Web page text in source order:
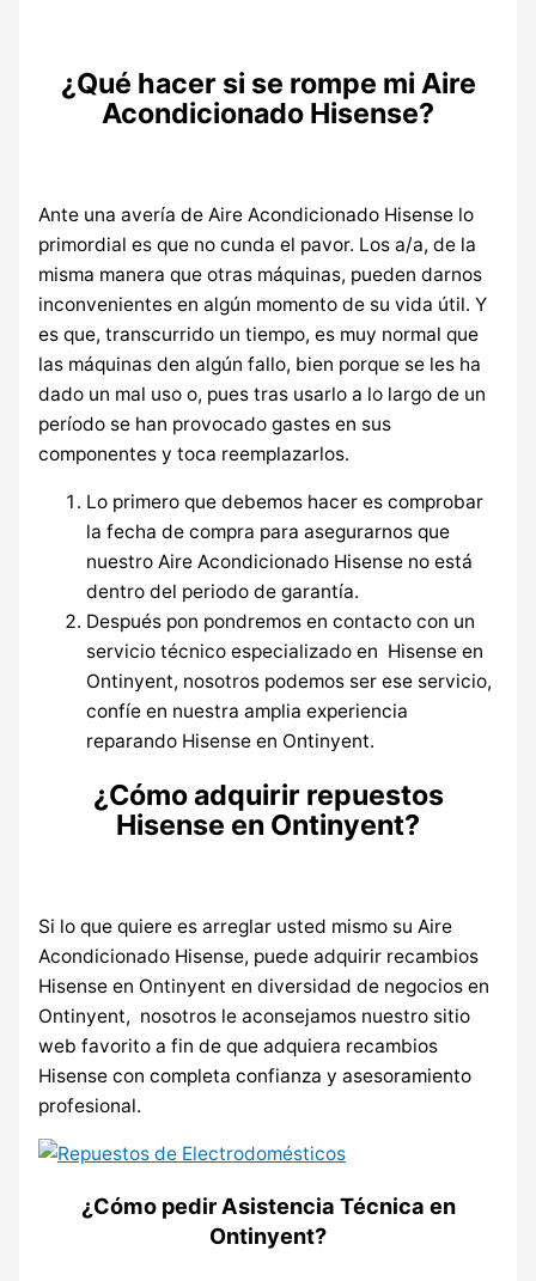
¿Qué hacer si se rompe mi Aire
Acondicionado Hisense?
Ante una avería de Aire Acondicionado Hisense lo
primordial es que no cunda el pavor. Los a/a, de la
misma manera que otras máquinas, pueden darnos
inconvenientes en algún momento de su vida útil. Y
es que, transcurrido un tiempo, es muy normal que
las máquinas den algún fallo, bien porque se les ha
dado un mal uso o, pues tras usarlo a lo largo de un
período se han provocado gastes en sus
componentes y toca reemplazarlos.
Lo primero que debemos hacer es comprobar
la fecha de compra para asegurarnos que
nuestro Aire Acondicionado Hisense no está
dentro del periodo de garantía.
Después pon pondremos en contacto con un
servicio técnico especializado en Hisense en
Ontinyent, nosotros podemos ser ese servicio,
confíe en nuestra amplia experiencia
reparando Hisense en Ontinyent.
¿Cómo adquirir repuestos
Hisense en Ontinyent?
Si lo que quiere es arreglar usted mismo su Aire
Acondicionado Hisense, puede adquirir recambios
Hisense en Ontinyent en diversidad de negocios en
Ontinyent, nosotros le aconsejamos nuestro sitio
web favorito a fin de que adquiera recambios
Hisense con completa confianza y asesoramiento
profesional.
¿Cómo pedir Asistencia Técnica en
Ontinyent?